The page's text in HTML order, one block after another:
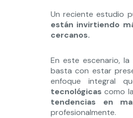
Un reciente estudio
están invirtiendo
cercanos.
En este escenario, la
basta con estar
enfoque integral
tecnológicas como la
tendencias en
profesionalmente.